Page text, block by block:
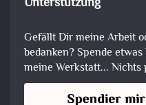
Gefällt Dir meine Arbeit
bedanken? Spende
meine Werkstatt... Nichts